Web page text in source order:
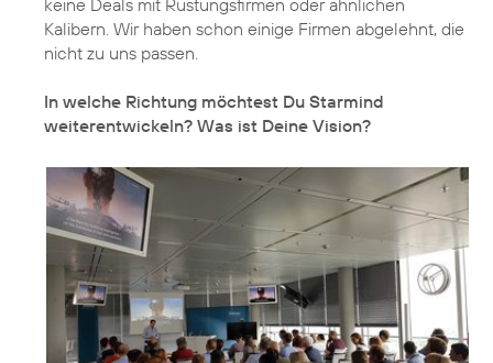
keine Deals mit Rüstungsfirmen oder ähnlichen
Kalibern. Wir haben schon einige Firmen abgelehnt, die
nicht zu uns passen.
In welche Richtung möchtest Du Starmind
weiterentwickeln? Was ist Deine Vision?